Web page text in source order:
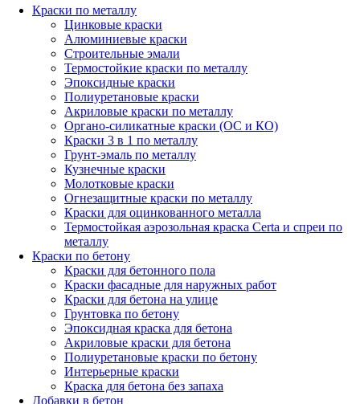
Краски по металлу
Цинковые краски
Алюминиевые краски
Строительные эмали
Термостойкие краски по металлу
Эпоксидные краски
Полиуретановые краски
Акриловые краски по металлу
Органо-силикатные краски (ОС и КО)
Краски 3 в 1 по металлу
Грунт-эмаль по металлу
Кузнечные краски
Молотковые краски
Огнезащитные краски по металлу
Краски для оцинкованного металла
Термостойкая аэрозольная краска Certa и спреи по
металлу
Краски по бетону
Краски для бетонного пола
Краски фасадные для наружных работ
Краски для бетона на улице
Грунтовка по бетону
Эпоксидная краска для бетона
Акриловые краски для бетона
Полиуретановые краски по бетону
Интерьерные краски
Краска для бетона без запаха
Добавки в бетон